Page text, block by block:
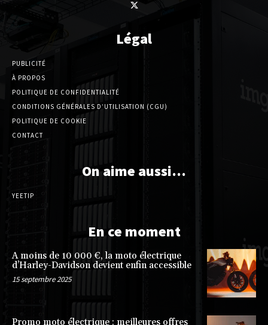
Légal
PUBLICITÉ
À PROPOS
POLITIQUE DE CONFIDENTIALITÉ
CONDITIONS GÉNÉRALES D’UTILISATION (CGU)
POLITIQUE DE COOKIE
CONTACT
On aime aussi…
YEETIP
En ce moment
A moins de 10 000 €, la moto électrique
d’Harley-Davidson devient enfin accessible
15 septembre 2025
Promo moto électrique : meilleures offres